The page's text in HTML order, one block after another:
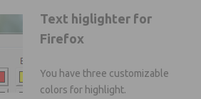
Text higlighter for
Firefox
You have three customizable
colors for highlight.